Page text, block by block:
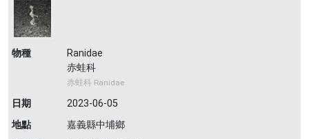
物種
Ranidae
赤蛙科
赤蛙科 Ranidae
日期
2023-06-05
地點
嘉義縣中埔鄉